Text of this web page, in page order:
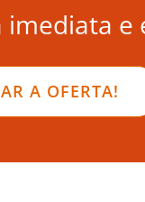
e
A OFERTA!